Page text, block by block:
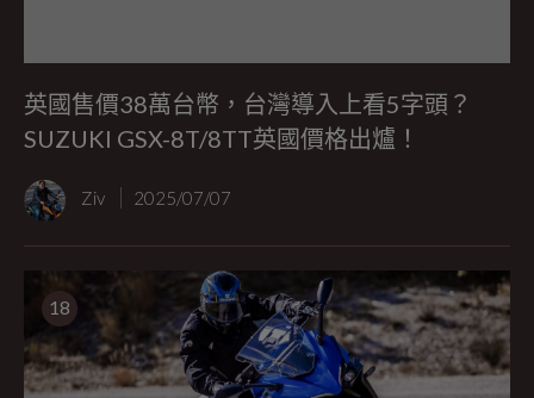
英國售價38萬台幣，台灣導入上看5字頭？
SUZUKI GSX-8T/8TT英國價格出爐！
Ziv 2025/07/07
18